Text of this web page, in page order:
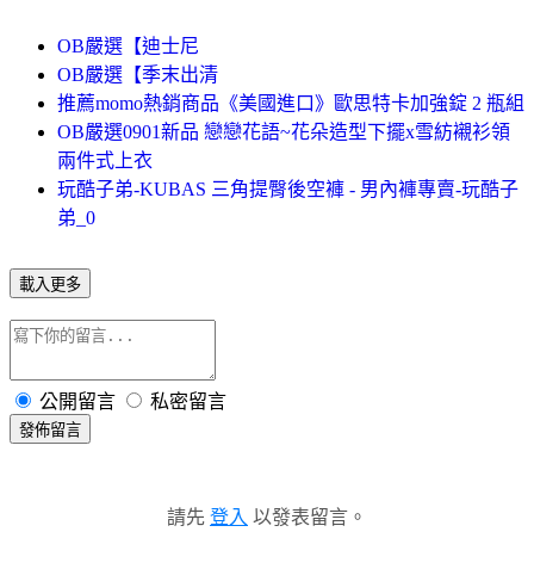
OB嚴選【迪士尼
OB嚴選【季末出清
推薦momo熱銷商品《美國進口》歐思特卡加強錠 2 瓶組
OB嚴選0901新品 戀戀花語~花朵造型下擺x雪紡襯衫領
兩件式上衣
玩酷子弟-KUBAS 三角提臀後空褲 - 男內褲專賣-玩酷子
弟_0
載入更多
公開留言 私密留言
發佈留言
請先 登入 以發表留言。